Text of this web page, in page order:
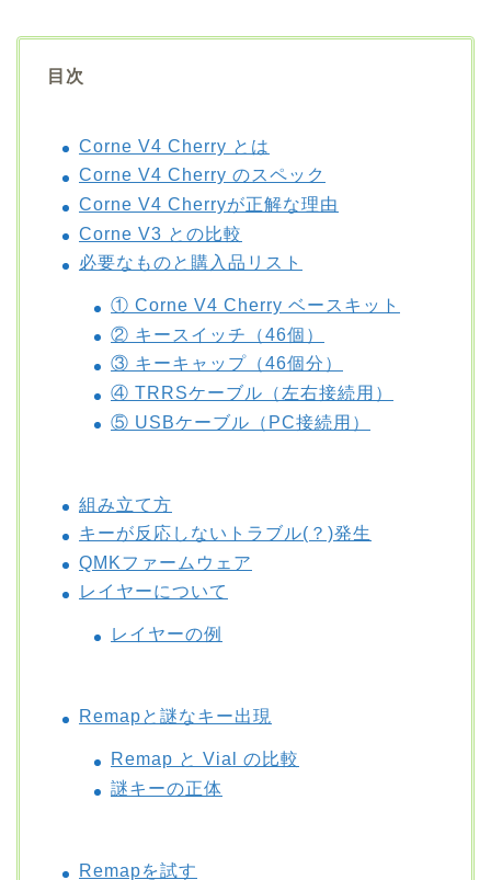
目次
Corne V4 Cherry とは
Corne V4 Cherry のスペック
Corne V4 Cherryが正解な理由
Corne V3 との比較
必要なものと購入品リスト
① Corne V4 Cherry ベースキット
② キースイッチ（46個）
③ キーキャップ（46個分）
④ TRRSケーブル（左右接続用）
⑤ USBケーブル（PC接続用）
組み立て方
キーが反応しないトラブル(？)発生
QMKファームウェア
レイヤーについて
レイヤーの例
Remapと謎なキー出現
Remap と Vial の比較
謎キーの正体
Remapを試す